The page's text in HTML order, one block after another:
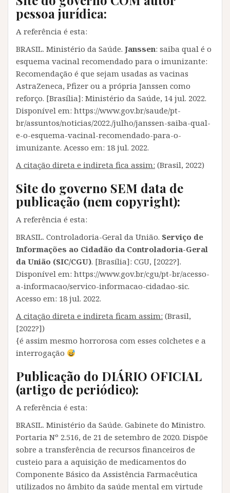
pessoa jurídica:
A referência é esta:
BRASIL. Ministério da Saúde. Janssen: saiba qual é o
esquema vacinal recomendado para o imunizante:
Recomendação é que sejam usadas as vacinas
AstraZeneca, Pfizer ou a própria Janssen como
reforço. [Brasília]: Ministério da Saúde, 14 jul. 2022.
Disponível em: https://www.gov.br/saude/pt-
br/assuntos/noticias/2022./julho/janssen-saiba-qual-
e-o-esquema-vacinal-recomendado-para-o-
imunizante. Acesso em: 18 jul. 2022.
A citação direta e indireta fica assim: (Brasil, 2022)
Site do governo SEM data de
publicação (nem copyright):
A referência é esta:
BRASIL. Controladoria-Geral da União. Serviço de
Informações ao Cidadão da Controladoria-Geral
da União (SIC/CGU). [Brasília]: CGU, [2022?].
Disponível em: https://www.gov.br/cgu/pt-br/acesso-
a-informacao/servico-informacao-cidadao-sic.
Acesso em: 18 jul. 2022.
A citação direta e indireta ficam assim: (Brasil,
[2022?])
{é assim mesmo horrorosa com esses colchetes e a
interrogação
Publicação do DIÁRIO OFICIAL
(artigo de periódico):
A referência é esta:
BRASIL. Ministério da Saúde. Gabinete do Ministro.
Portaria Nº 2.516, de 21 de setembro de 2020. Dispõe
sobre a transferência de recursos financeiros de
custeio para a aquisição de medicamentos do
Componente Básico da Assistência Farmacêutica
utilizados no âmbito da saúde mental em virtude